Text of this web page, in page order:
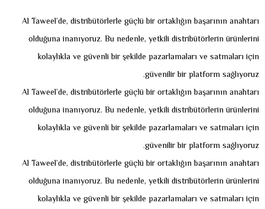
Al Taweel’de, distribütörlerle güçlü bir ortaklığın başarının anahtarı
olduğuna inanıyoruz. Bu nedenle, yetkili distribütörlerin ürünlerini
kolaylıkla ve güvenli bir şekilde pazarlamaları ve satmaları için
güvenilir bir platform sağlıyoruz.
Al Taweel’de, distribütörlerle güçlü bir ortaklığın başarının anahtarı
olduğuna inanıyoruz. Bu nedenle, yetkili distribütörlerin ürünlerini
kolaylıkla ve güvenli bir şekilde pazarlamaları ve satmaları için
güvenilir bir platform sağlıyoruz.
Al Taweel’de, distribütörlerle güçlü bir ortaklığın başarının anahtarı
olduğuna inanıyoruz. Bu nedenle, yetkili distribütörlerin ürünlerini
kolaylıkla ve güvenli bir şekilde pazarlamaları ve satmaları için